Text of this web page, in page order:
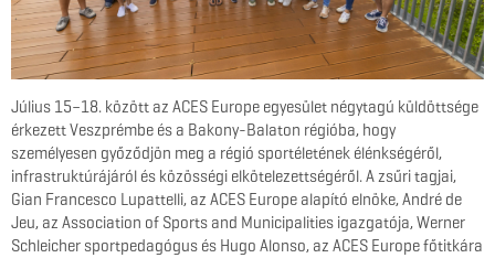
Július 15–18. között az ACES Europe egyesület négytagú küldöttsége
érkezett Veszprémbe és a Bakony-Balaton régióba, hogy
személyesen győződjön meg a régió sportéletének élénkségéről,
infrastruktúrájáról és közösségi elkötelezettségéről. A zsűri tagjai,
Gian Francesco Lupattelli, az ACES Europe alapító elnöke, André de
Jeu, az Association of Sports and Municipalities igazgatója, Werner
Schleicher sportpedagógus és Hugo Alonso, az ACES Europe főtitkára